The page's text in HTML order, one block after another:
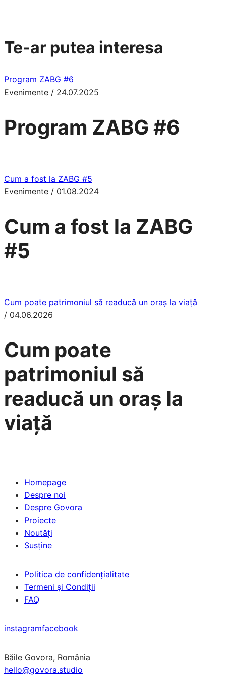
Te-ar putea interesa
Program ZABG #6
Evenimente / 24.07.2025
Program ZABG #6
Cum a fost la ZABG #5
Evenimente / 01.08.2024
Cum a fost la ZABG
#5
Cum poate patrimoniul să readucă un oraș la viață
/ 04.06.2026
Cum poate
patrimoniul să
readucă un oraș la
viață
Homepage
Despre noi
Despre Govora
Proiecte
Noutăți
Susține
Politica de confidențialitate
Termeni și Condiții
FAQ
instagramfacebook
Băile Govora, România
hello@govora.studio